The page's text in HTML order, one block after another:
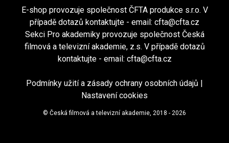
E-shop provozuje společnost ČFTA produkce s.r.o. V
případě dotazů kontaktujte - email: cfta@cfta.cz
Sekci Pro akademiky provozuje společnost Česká
filmová a televizní akademie, z.s. V případě dotazů
kontaktujte - email: cfta@cfta.cz
Podmínky užití a zásady ochrany osobních údajů
Nastavení cookies
© Česká filmová a televizní akademie, 2018 - 2026